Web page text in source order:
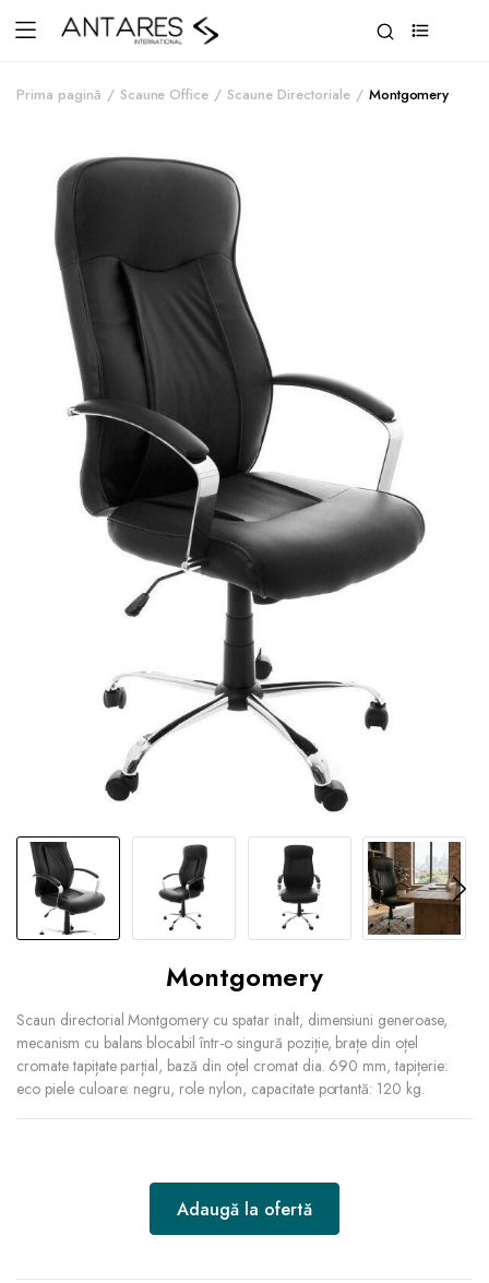
Prima pagină Scaune Office Scaune Directoriale Montgomery
Montgomery
Scaun directorial Montgomery cu spatar inalt, dimensiuni generoase,
mecanism cu balans blocabil într-o singură poziție, brațe din oțel
cromate tapițate parțial, bază din oțel cromat dia. 690 mm, tapițerie:
eco piele culoare: negru, role nylon, capacitate portantă: 120 kg.
Adaugă la ofertă